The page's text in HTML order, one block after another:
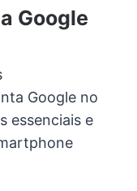
Google
Google no
essenciais e